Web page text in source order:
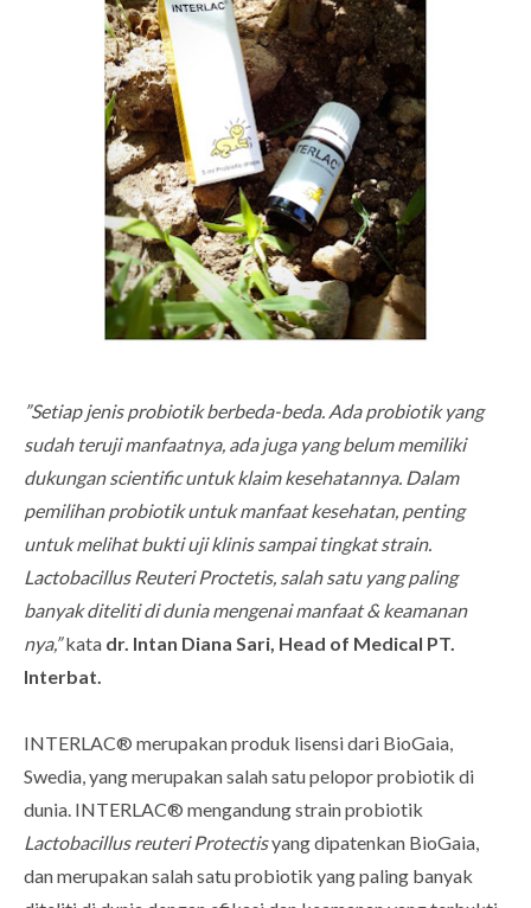
”Setiap jenis probiotik berbeda-beda. Ada probiotik yang
sudah teruji manfaatnya, ada juga yang belum memiliki
dukungan scientific untuk klaim kesehatannya. Dalam
pemilihan probiotik untuk manfaat kesehatan, penting
untuk melihat bukti uji klinis sampai tingkat strain.
Lactobacillus Reuteri Proctetis, salah satu yang paling
banyak diteliti di dunia mengenai manfaat & keamanan
nya,”kata dr. Intan Diana Sari, Head of Medical PT.
Interbat.
INTERLAC® merupakan produk lisensi dari BioGaia,
Swedia, yang merupakan salah satu pelopor probiotik di
dunia. INTERLAC® mengandung strain probiotik
Lactobacillus reuteri Protectisyang dipatenkan BioGaia,
dan merupakan salah satu probiotik yang paling banyak